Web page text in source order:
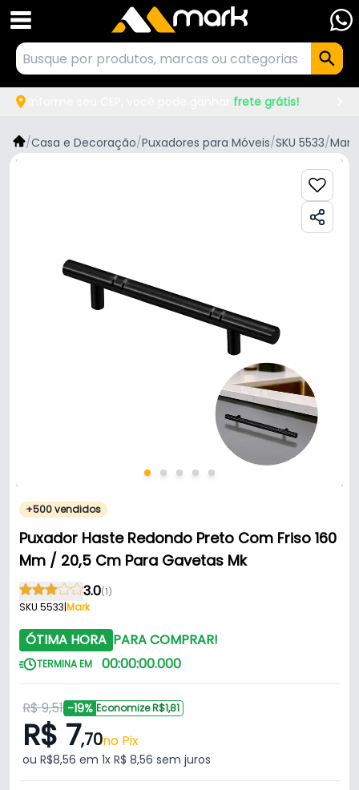
frete grátis!
/Casa e Decoração/Puxadores para Móveis/SKU 5533/Mark
+500 vendidos
Puxador Haste Redondo Preto Com Friso 160
Mm / 20,5 Cm Para Gavetas Mk
3.0(1)
SKU 5533|Mark
ÓTIMA HORA PARA COMPRAR!
TERMINA EM 00:00:00.000
R$ 9,51 -19% Economize R$1,81
R$ 7,70no Pix
ou R$8,56 em 1x R$ 8,56 sem juros